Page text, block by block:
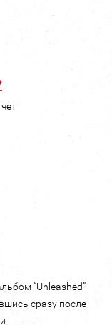
“Unleashed”
сразу после